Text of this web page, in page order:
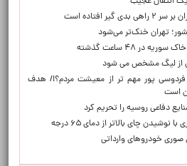
افتاده است
تهران خنک‌تر می‌شود
از لیگ مشخص می شود
پور مهم تر از معیشت مردم؟!/ هدف
است
چای بالاتر از دمای ۶۵ درجه
خودروهای وارداتی